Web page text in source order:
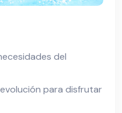
del
para disfrutar